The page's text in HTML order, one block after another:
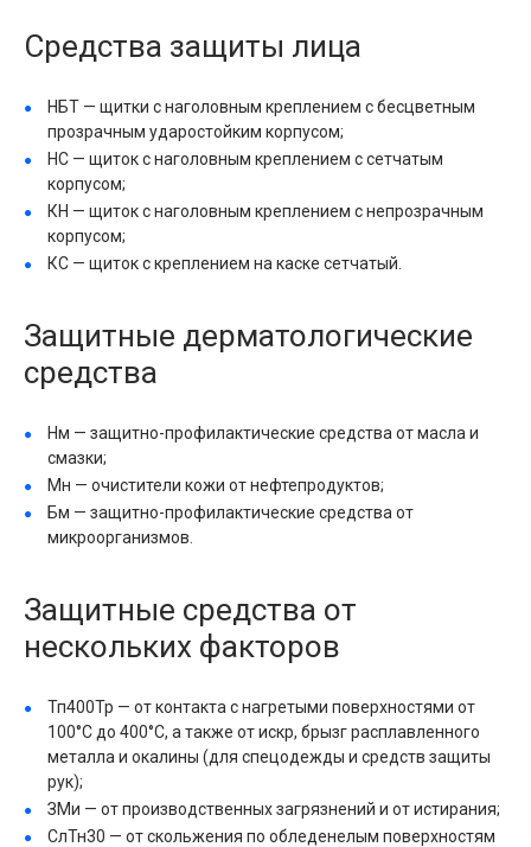
Средства защиты лица
НБТ — щитки с наголовным креплением с бесцветным
прозрачным ударостойким корпусом;
НС — щиток с наголовным креплением с сетчатым
корпусом;
КН — щиток с наголовным креплением с непрозрачным
корпусом;
КС — щиток с креплением на каске сетчатый.
Защитные дерматологические
средства
Нм — защитно-профилактические средства от масла и
смазки;
Мн — очистители кожи от нефтепродуктов;
Бм — защитно-профилактические средства от
микроорганизмов.
Защитные средства от
нескольких факторов
Тп400Тр — от контакта с нагретыми поверхностями от
100°С до 400°С, а также от искр, брызг расплавленного
металла и окалины (для спецодежды и средств защиты
рук);
ЗМи — от производственных загрязнений и от истирания;
СлТн30 — от скольжения по обледенелым поверхностям